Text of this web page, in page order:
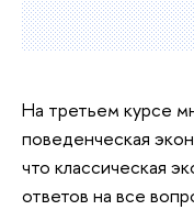
На третьем курсе
поведенческая
что классическая
ответов на все